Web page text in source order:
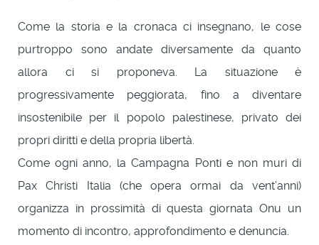
Come la storia e la cronaca ci insegnano, le cose
purtroppo sono andate diversamente da quanto
allora ci si proponeva. La situazione è
progressivamente peggiorata, fino a diventare
insostenibile per il popolo palestinese, privato dei
propri diritti e della propria libertà.
Come ogni anno, la Campagna Ponti e non muri di
Pax Christi Italia (che opera ormai da vent’anni)
organizza in prossimità di questa giornata Onu un
momento di incontro, approfondimento e denuncia.